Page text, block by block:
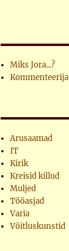
Miks Jora...?
Arusaamad
IT
Kirik
Kreisid killud
Muljed
Tööasjad
Varia
Võitluskunstid